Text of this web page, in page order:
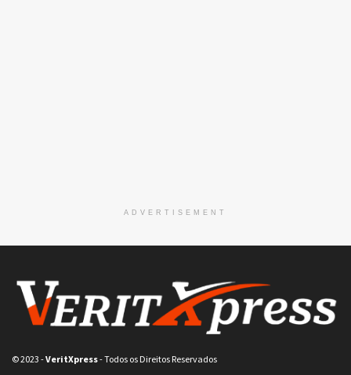
ADVERTISEMENT
© 2023 -VeritXpress- Todos os Direitos Reservados